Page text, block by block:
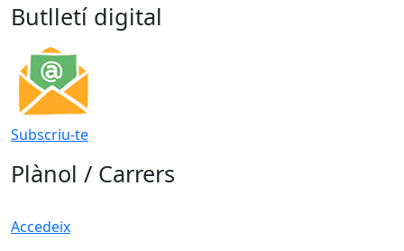
Butlletí digital
Subscriu-te
Plànol / Carrers
Accedeix